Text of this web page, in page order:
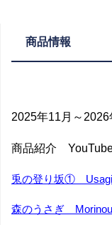
商品情報
2025年11月～
商品紹介
兎の登り坂①
森のうさぎ